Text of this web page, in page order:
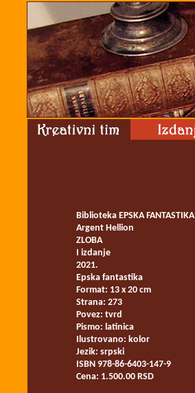
Biblioteka EPSKA FANTASTIKA
Argent Hellion
ZLOBA
I izdanje
2021.
Epska fantastika
Format: 13 x 20 cm
Strana: 273
Povez: tvrd
Pismo: latinica
Ilustrovano: kolor
Jezik: srpski
ISBN 978-86-6403-147-9
Cena: 1.500.00 RSD